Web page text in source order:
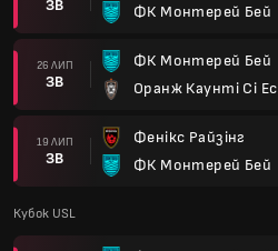
ЗВ
ФК Монтерей Бей
26 ЛИП
ЗВ
ФК Монтерей Бей
Оранж Каунті Сі Ес
19 ЛИП
ЗВ
Фенікс Райзінг
ФК Монтерей Бей
Кубок USL